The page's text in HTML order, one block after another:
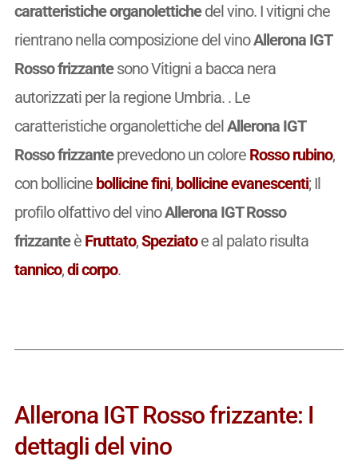
caratteristiche organolettichedel vino. I vitigni che
rientrano nella composizione del vinoAllerona IGT
Rosso frizzantesono Vitigni a bacca nera
autorizzati per la regione Umbria. . Le
caratteristiche organolettiche delAllerona IGT
Rosso frizzanteprevedono un colore Rosso rubino,
con bollicine bollicine fini, bollicine evanescenti; Il
profilo olfattivo del vinoAllerona IGT Rosso
frizzanteè Fruttato,Speziatoe al palato risulta
tannico,di corpo.
Allerona IGT Rosso frizzante: I
dettagli del vino